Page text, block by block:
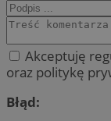
Akceptuję
oraz politykę
Błąd: